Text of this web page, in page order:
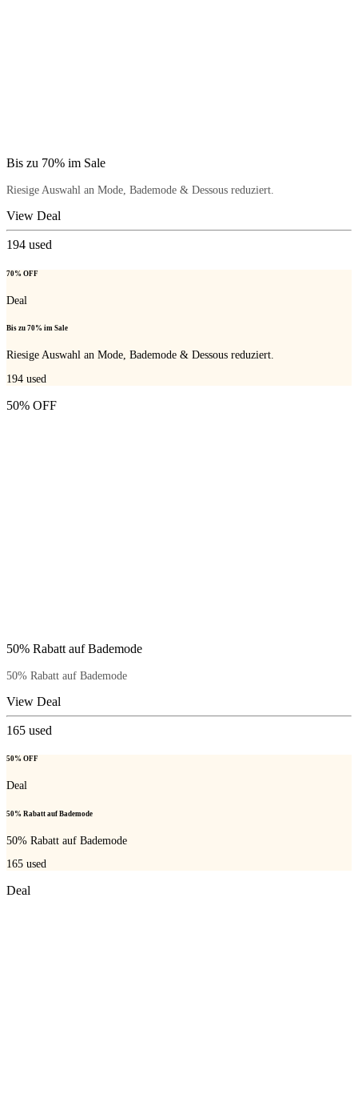
Bis zu 70% im Sale
Riesige Auswahl an Mode, Bademode & Dessous reduziert.
View Deal
194 used
70% OFF
Deal
Bis zu 70% im Sale
Riesige Auswahl an Mode, Bademode & Dessous reduziert.
194 used
50% OFF
50% Rabatt auf Bademode
50% Rabatt auf Bademode
View Deal
165 used
50% OFF
Deal
50% Rabatt auf Bademode
50% Rabatt auf Bademode
165 used
Deal